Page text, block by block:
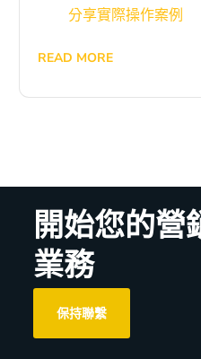
分享實際操作案例
READ MORE
開始您的營
業務
保持聯繫